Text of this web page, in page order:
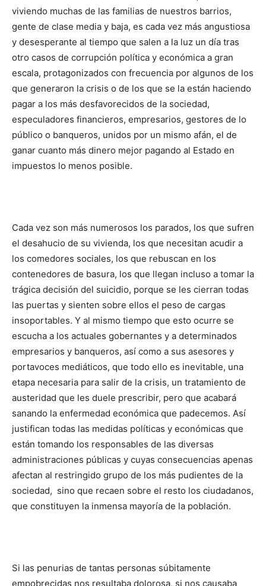
viviendo muchas de las familias de nuestros barrios,
gente de clase media y baja, es cada vez más angustiosa
y desesperante al tiempo que salen a la luz un día tras
otro casos de corrupción política y económica a gran
escala, protagonizados con frecuencia por algunos de los
que generaron la crisis o de los que se la están haciendo
pagar a los más desfavorecidos de la sociedad,
especuladores financieros, empresarios, gestores de lo
público o banqueros, unidos por un mismo afán, el de
ganar cuanto más dinero mejor pagando al Estado en
impuestos lo menos posible.
Cada vez son más numerosos los parados, los que sufren
el desahucio de su vivienda, los que necesitan acudir a
los comedores sociales, los que rebuscan en los
contenedores de basura, los que llegan incluso a tomar la
trágica decisión del suicidio, porque se les cierran todas
las puertas y sienten sobre ellos el peso de cargas
insoportables. Y al mismo tiempo que esto ocurre se
escucha a los actuales gobernantes y a determinados
empresarios y banqueros, así como a sus asesores y
portavoces mediáticos, que todo ello es inevitable, una
etapa necesaria para salir de la crisis, un tratamiento de
austeridad que les duele prescribir, pero que acabará
sanando la enfermedad económica que padecemos. Así
justifican todas las medidas políticas y económicas que
están tomando los responsables de las diversas
administraciones públicas y cuyas consecuencias apenas
afectan al restringido grupo de los más pudientes de la
sociedad, sino que recaen sobre el resto los ciudadanos,
que constituyen la inmensa mayoría de la población.
Si las penurias de tantas personas súbitamente
empobrecidas nos resultaba dolorosa, si nos causaba